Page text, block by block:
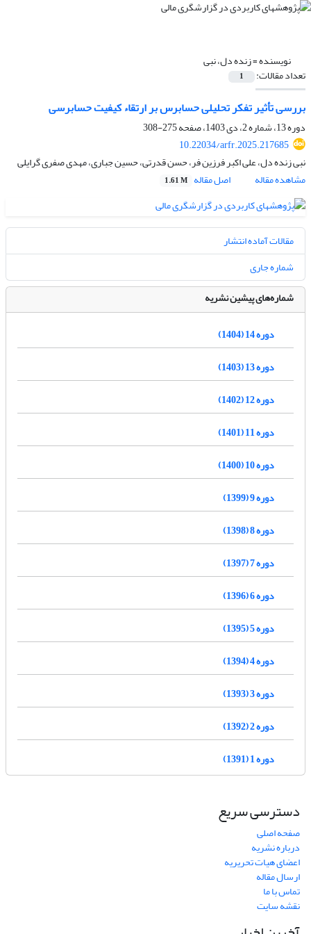
نویسنده =زنده دل، نبی
تعداد مقالات: 1
بررسی تأثیر تفکر تحلیلی حسابرس بر ارتقاء کیفیت حسابرسی
دوره 13، شماره 2، دی 1403، صفحه
275-308
10.22034/arfr.2025.217685
نبی زنده دل، علی اکبر فرزین فر، حسن قدرتی، حسین جباری، مهدی صفری گرایلی
مشاهده مقاله
اصل مقاله 1.61 M
مقالات آماده انتشار
شماره جاری
شماره‌های پیشین نشریه
دوره 14 (1404)
دوره 13 (1403)
دوره 12 (1402)
دوره 11 (1401)
دوره 10 (1400)
دوره 9 (1399)
دوره 8 (1398)
دوره 7 (1397)
دوره 6 (1396)
دوره 5 (1395)
دوره 4 (1394)
دوره 3 (1393)
دوره 2 (1392)
دوره 1 (1391)
دسترسی سریع
صفحه اصلی
درباره نشریه
اعضای هیات تحریریه
ارسال مقاله
تماس با ما
نقشه سایت